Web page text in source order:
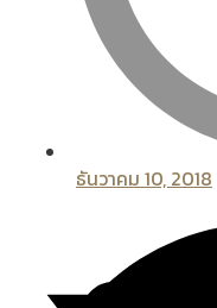
ธันวาคม 10, 2018